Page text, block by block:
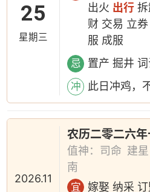
25
星期三
出火 出行
财 交易 立
服 成服
忌 置产 掘井
冲 此日冲鸡，
2026.11
农历二零二六
值神：司命 建
南
宜 嫁娶 纳采